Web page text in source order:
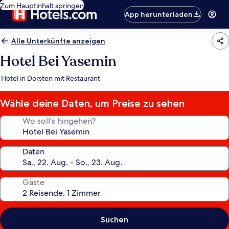
Zum Hauptinhalt springen
App herunterladen
Alle Unterkünfte anzeigen
Hotel Bei Yasemin
Hotel in Dorsten mit Restaurant
Wähle deine Daten, um Preise zu sehen
Wo soll’s hingehen?
Daten
Gäste
Suchen